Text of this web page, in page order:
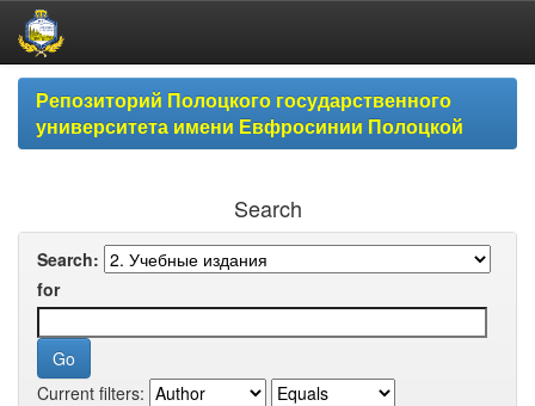
Skip
navigationРепозиторий Полоцкого государственного
университета имени Евфросинии Полоцкой
Search
Search:
for
Current filters: